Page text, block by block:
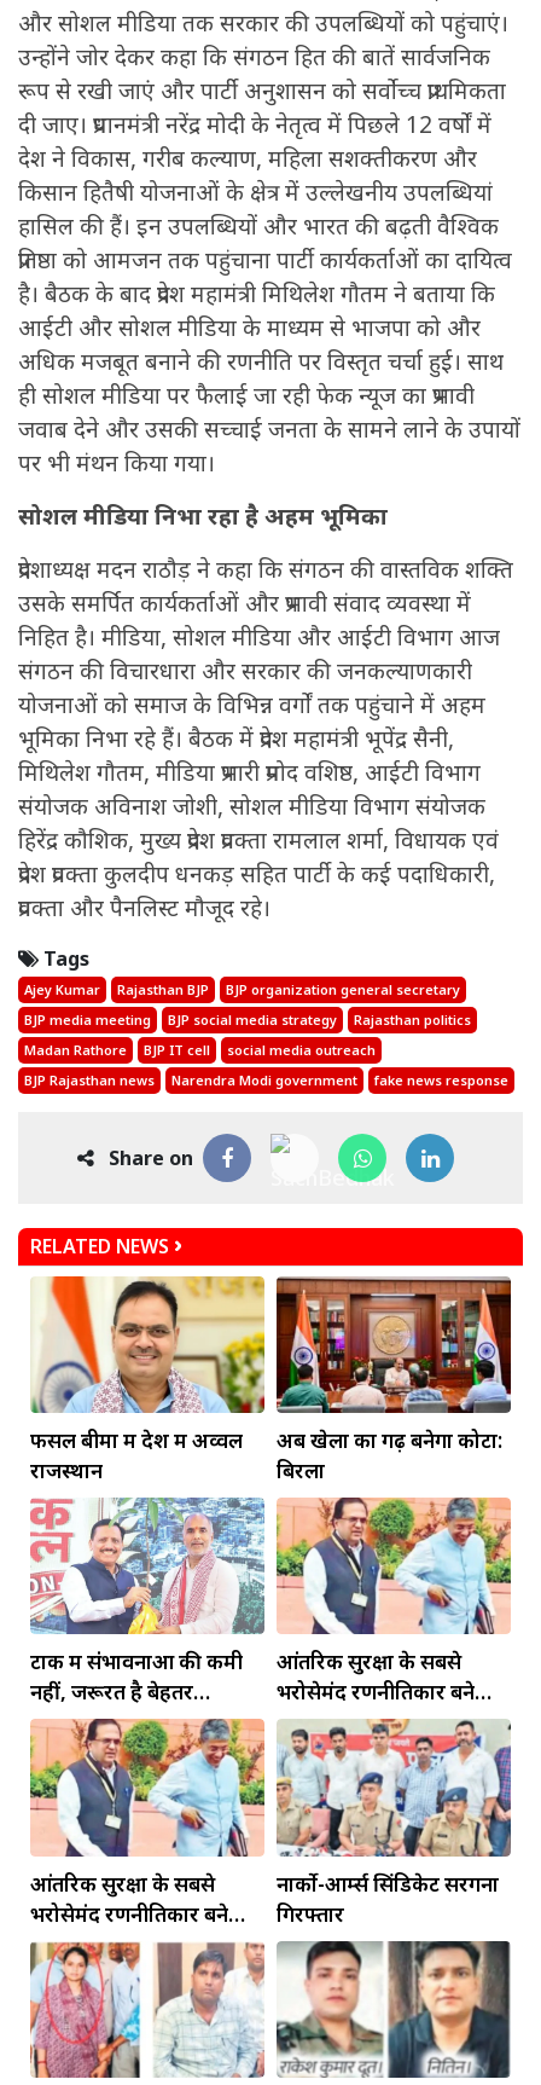
और सोशल मीडिया तक सरकार की उपलब्धियों को पहुंचाएं।
उन्होंने जोर देकर कहा कि संगठन हित की बातें सार्वजनिक
रूप से रखी जाएं और पार्टी अनुशासन को सर्वोच्च प्राथमिकता
दी जाए। प्रधानमंत्री नरेंद्र मोदी के नेतृत्व में पिछले 12 वर्षों में
देश ने विकास, गरीब कल्याण, महिला सशक्तीकरण और
किसान हितैषी योजनाओं के क्षेत्र में उल्लेखनीय उपलब्धियां
हासिल की हैं। इन उपलब्धियों और भारत की बढ़ती वैश्विक
प्रतिष्ठा को आमजन तक पहुंचाना पार्टी कार्यकर्ताओं का दायित्व
है। बैठक के बाद प्रदेश महामंत्री मिथिलेश गौतम ने बताया कि
आईटी और सोशल मीडिया के माध्यम से भाजपा को और
अधिक मजबूत बनाने की रणनीति पर विस्तृत चर्चा हुई। साथ
ही सोशल मीडिया पर फैलाई जा रही फेक न्यूज का प्रभावी
जवाब देने और उसकी सच्चाई जनता के सामने लाने के उपायों
पर भी मंथन किया गया।
सोशल मीडिया निभा रहा है अहम भूमिका
प्रदेशाध्यक्ष मदन राठौड़ ने कहा कि संगठन की वास्तविक शक्ति
उसके समर्पित कार्यकर्ताओं और प्रभावी संवाद व्यवस्था में
निहित है। मीडिया, सोशल मीडिया और आईटी विभाग आज
संगठन की विचारधारा और सरकार की जनकल्याणकारी
योजनाओं को समाज के विभिन्न वर्गों तक पहुंचाने में अहम
भूमिका निभा रहे हैं। बैठक में प्रदेश महामंत्री भूपेंद्र सैनी,
मिथिलेश गौतम, मीडिया प्रभारी प्रमोद वशिष्ठ, आईटी विभाग
संयोजक अविनाश जोशी, सोशल मीडिया विभाग संयोजक
हिरेंद्र कौशिक, मुख्य प्रदेश प्रवक्ता रामलाल शर्मा, विधायक एवं
प्रदेश प्रवक्ता कुलदीप धनकड़ सहित पार्टी के कई पदाधिकारी,
प्रवक्ता और पैनलिस्ट मौजूद रहे।
Tags
Ajey Kumar Rajasthan BJP
BJP organization general secretary
BJP media meeting
BJP social media strategy
Rajasthan politics
Madan Rathore
BJP IT cell
social media outreach
BJP Rajasthan news
Narendra Modi government fake news response
Share on
RELATED NEWS
फसल बीमा में देश में अव्वल
राजस्थान
अब खेलों का गढ़ बनेगा कोटा:
बिरला
टोंक में संभावनाओं की कमी
नहीं, जरूरत है बेहतर
इंफ्रास्ट्रक्चर की
आंतरिक सुरक्षा के सबसे
भरोसेमंद रणनीतिकार बने
रहेंगे गोविंद मोहन
आंतरिक सुरक्षा के सबसे
भरोसेमंद रणनीतिकार बने
रहेंगे गोविंद मोहन
नार्को-आर्म्स सिंडिकेट सरगना
गिरफ्तार